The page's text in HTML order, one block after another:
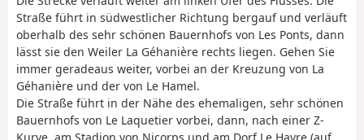
Straße führt in südwestlicher Richtung bergauf und verläuft
oberhalb des sehr schönen Bauernhofs von Les Ponts, dann
lässt sie den Weiler La Géhanière rechts liegen. Gehen Sie
immer geradeaus weiter, vorbei an der Kreuzung von La
Géhanière und der von Le Hamel.
Die Straße führt in der Nähe des ehemaligen, sehr schönen
Bauernhofs von Le Laquetier vorbei, dann, nach einer Z-
Kurve, am Stadion von Nicorps und am Dorf Le Havre (auf